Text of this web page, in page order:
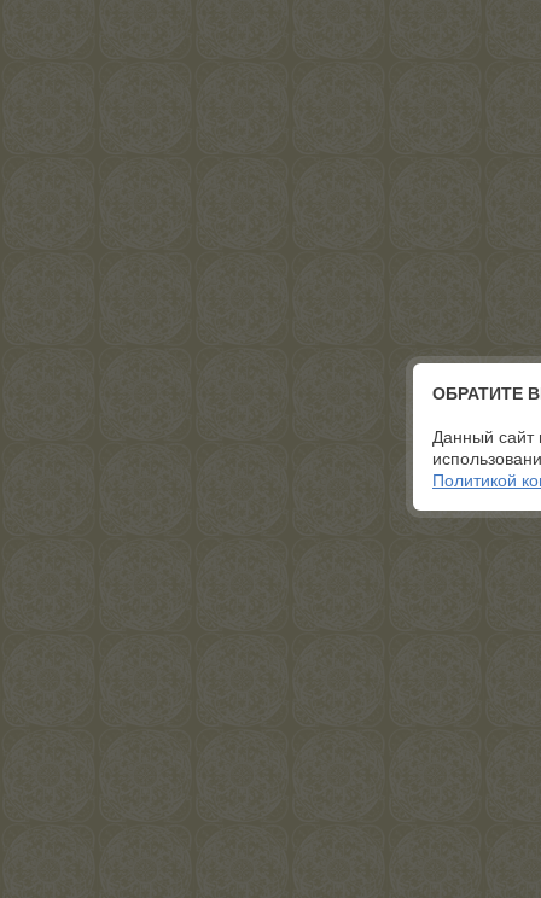
ОБРАТИТЕ
Данный сайт
Политикой